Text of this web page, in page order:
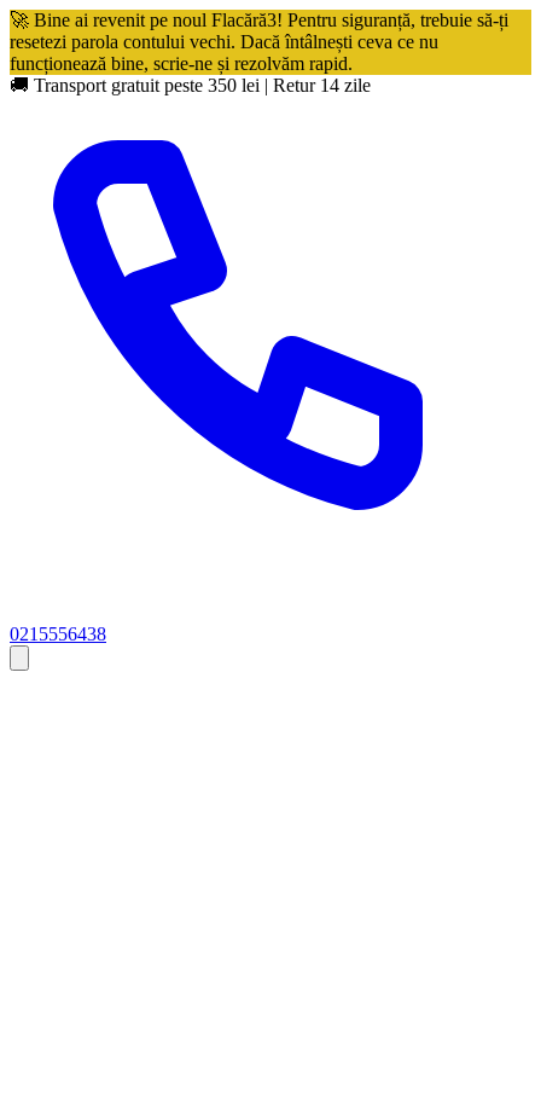
🚀 Bine ai revenit pe noul Flacără3! Pentru siguranță, trebuie să-ți
resetezi parola contului vechi. Dacă întâlnești ceva ce nu
funcționează bine, scrie-ne și rezolvăm rapid.
🚚 Transport gratuit peste 350 lei | Retur 14 zile
0215556438